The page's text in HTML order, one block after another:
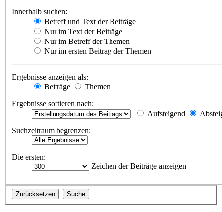
Innerhalb suchen:
Betreff und Text der Beiträge
Nur im Text der Beiträge
Nur im Betreff der Themen
Nur im ersten Beitrag der Themen
Ergebnisse anzeigen als:
Beiträge
Themen
Ergebnisse sortieren nach:
Aufsteigend
Suchzeitraum begrenzen:
Die ersten:
Zeichen der Beiträge anzeigen